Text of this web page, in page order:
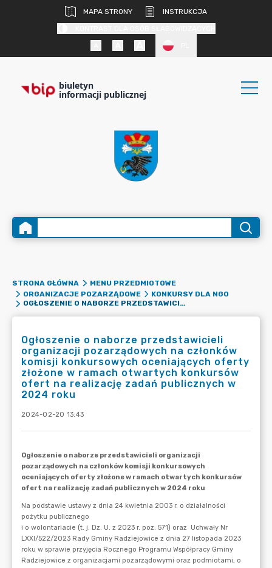
MAPA STRONY
INSTRUKCJA
biuletyn
informacji publicznej
STRONA GŁÓWNA
MENU PRZEDMIOTOWE
ORGANIZACJE POZARZĄDOWE
KONKURSY DLA NGO
OGŁOSZENIE O NABORZE PRZEDSTAWICIELI ORGANIZACJI POZARZĄDOWYCH NA CZŁONKÓW KOMISJI KONKURSOWYCH OCENIAJĄCYCH OFERTY ZŁOŻONE W RAMACH OTWARTYCH KONKURSÓW OFERT NA REALIZACJĘ ZADAŃ PUBLICZNYCH W 2024 ROKU
Ogłoszenie o naborze przedstawicieli
organizacji pozarządowych na członków
komisji konkursowych oceniających oferty
złożone w ramach otwartych konkursów
ofert na realizację zadań publicznych w
2024 roku
2024-02-20 13:43